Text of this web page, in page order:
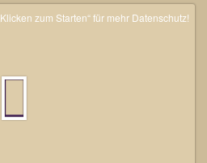
„Klicken zum Starten“ für mehr Datenschutz!